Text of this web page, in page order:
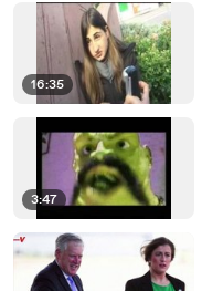
16:35
3:47